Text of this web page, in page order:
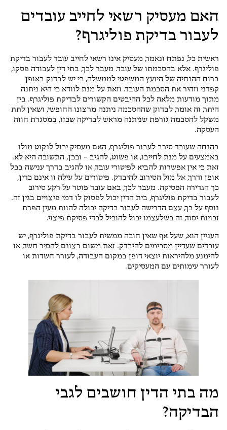
האם מעסיק רשאי לחייב עובדים
לעבור בדיקת פוליגרף?
ראשית כל, נפתח ונאמר, מעסיק אינו רשאי לחייב עובד לעבור בדיקת
פוליגרף. אלא בהסכמתו של עובד. מעבר לכך, בתי דין לעבודה פסקו,
ברוח ההנחיה של היועץ המשפטי לממשלה, כי יש לבדוק באופן
קפדני וזהיר את הסכמת העובד. וזאת על מנת לוודא כי היא ניתנה
מתוך מודעות מלאה לכל ההיבטים הקשורים לבדיקת פוליגרף. בין
היתר, זה אומר, לבדוק שההסכמה ניתנה מרצונו החופשי, ושאין לתת
משקל להסכמה גורפת שניתנה מראש לבדיקה שכזו, במסגרת חוזה
העסקה.
בהנחה שעובד סירב לעבור פוליגרף, האם מעסיק יכול לנקוט מולו
באמצעים על מנת לחייבו, או פשוט, להגיב – ובכן, התשובה היא לא.
זאת כי אין אפשרות להביא לפיטורי עובד, או להגיב בדרך ענישה בכל
אופן ודרך, אל מול הסירוב להיבדק. פיטורים על עילה זו אינם כדין,
כך הגדירה הפסיקה. מעבר לכך, באם עובד פוטר על רקע סירוב
לעבור בדיקת פוליגרף, בית הדין יכול לפסוק לו דמי פיצויים בגין זה.
נוסף על כך, עצם הדרישה לעבור בדיקה יכולה להוות מעין הפרת
זכויות יסוד, זה כשלעצמו יכול להוביל לכדי פסיקת פיצוי.
העניין הוא, שעל אף שאין חובה ממשית לעבור בדיקת פוליגרף, יש
עובדים שעדיין מסכימים להיבדק. זאת משום רצונם להסיר חשד, או
להימנע מלהיראות יוצאי דופן במקום העבודה, לעורר חשדות או
לעורר עימותים עם המעסיקים.
מה בתי הדין חושבים לגבי
הבדיקה?